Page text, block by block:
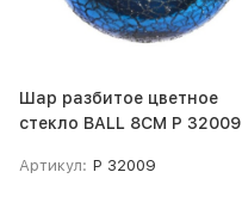
Шар разбитое цветное
стекло BALL 8CM P 32009
Артикул: P 32009